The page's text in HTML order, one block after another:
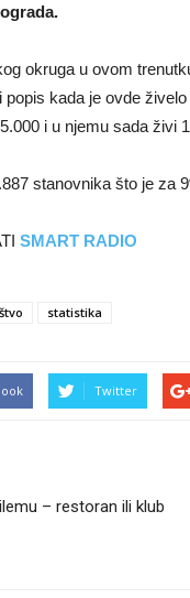
okruga u ovom
popis kada je ovde
i u njemu sada živi
stanovnika što je za
SMART RADIO
statistika
Twitter
– restoran ili klub